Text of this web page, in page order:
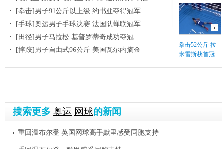
[拳击]男子91公斤以上级 约书亚夺得冠军
[手球]奥运男子手球决赛 法国队蝉联冠军
[田径]男子马拉松 基普罗蒂奇成功夺冠
[摔跤]男子自由式96公斤 美国瓦尔内摘金
拳击52公斤 拉
米雷斯获首冠
搜索更多 奥运 网球的新闻
重回温布尔登 英国网球高手默里感受同胞支持